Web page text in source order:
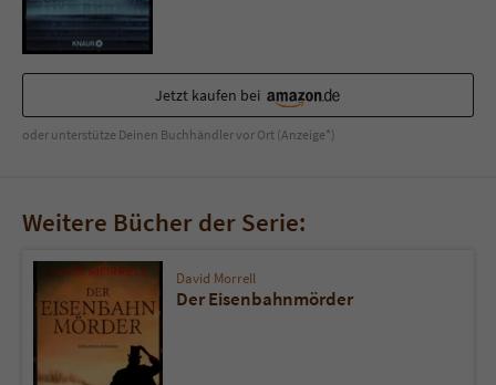
Jetzt kaufen bei
oder unterstütze Deinen Buchhändler vor Ort (Anzeige*)
Weitere Bücher der Serie:
David Morrell
Der Eisenbahnmörder